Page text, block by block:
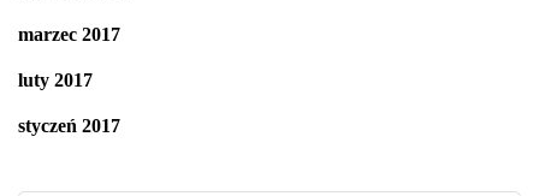
marzec 2017
luty 2017
styczeń 2017